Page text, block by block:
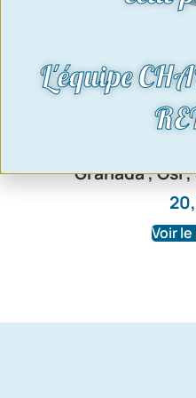
Flector palier
Granada , Osi
Voir
L'équipe